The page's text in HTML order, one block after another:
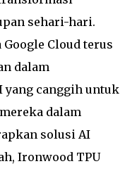
sehari-hari.
Cloud terus
dalam
canggih untuk
dalam
solusi AI
Ironwood TPU